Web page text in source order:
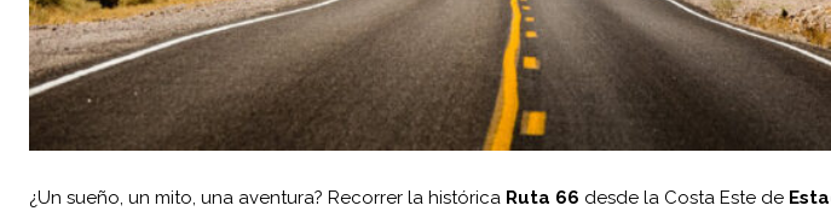
¿Un sueño, un mito, una aventura? Recorrer la histórica Ruta 66 desde la Costa Este de